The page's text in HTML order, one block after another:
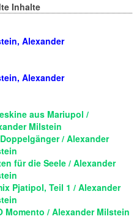
Inhalte
Alexander
Alexander
aus Mariupol /
Milstein
/ Alexander
für die Seele / Alexander
Pjatipol, Teil 1 / Alexander
Momento / Alexander Milstein